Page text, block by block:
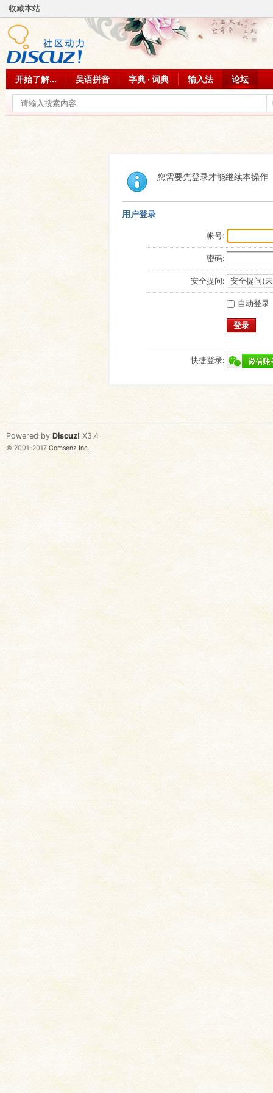
收藏本站
开始了解... 吴语拼音 字典 · 词典 输入法 论坛
您需要先登录才能继续本操作
用户登录
帐号:
密码:
安全提问:
自动登录
登录
快捷登录:
Powered by Discuz! X3.4
© 2001-2017 Comsenz Inc.